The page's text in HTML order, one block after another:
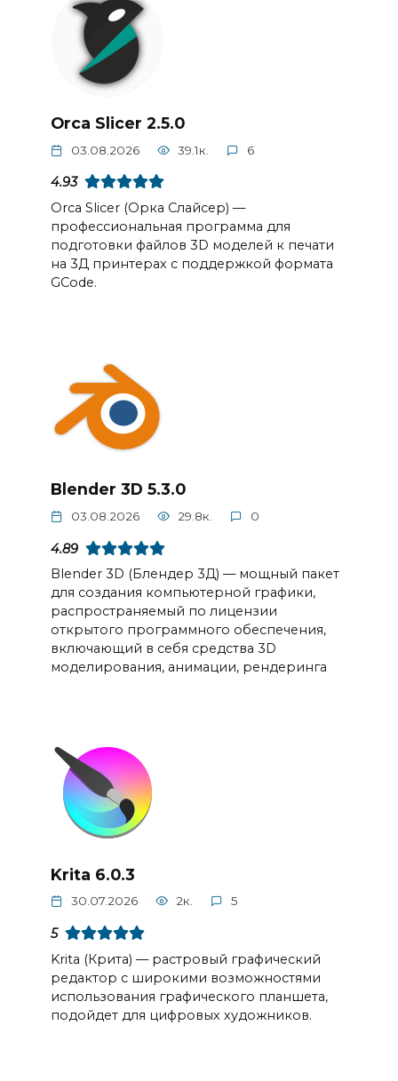
Orca Slicer 2.5.0
03.08.2026 39.1к. 6
4.93
Orca Slicer (Орка Слайсер) —
профессиональная программа для
подготовки файлов 3D моделей к печати
на 3Д принтерах с поддержкой формата
GCode.
Blender 3D 5.3.0
03.08.2026 29.8к. 0
4.89
Blender 3D (Блендер 3Д) — мощный пакет
для создания компьютерной графики,
распространяемый по лицензии
открытого программного обеспечения,
включающий в себя средства 3D
моделирования, анимации, рендеринга
Krita 6.0.3
30.07.2026 2к. 5
5
Krita (Крита) — растровый графический
редактор с широкими возможностями
использования графического планшета,
подойдет для цифровых художников.